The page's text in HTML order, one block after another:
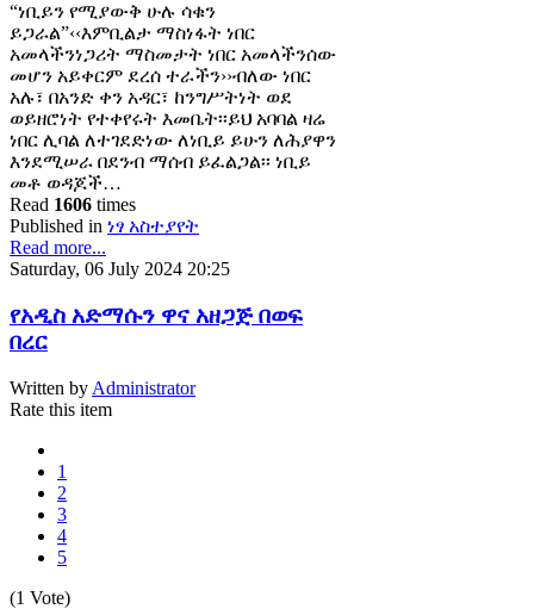
“ነቢይን የሚያውቅ ሁሉ ሳቁን
ይጋራል”‹‹እምቢልታ ማስነፋት ነበር
አመላችንነጋሪት ማስመታት ነበር አመላችንሰው
መሆን አይቀርም ደረሰ ተራችን››ብለው ነበር
አሉ፣ በአንድ ቀን አዳር፣ ከንግሥትነት ወደ
ወይዘሮነት የተቀየሩት እመቤት፡፡ይህ አባባል ዛሬ
ነበር ሊባል ለተገደድነው ለነቢይ ይሁን ለሕያዋን
እንደሚሠራ በደንብ ማሰብ ይፈልጋል፡፡ ነቢይ
መቶ ወዳጆች…
Read 1606 times
Published in ነፃ አስተያየት
Read more...
Saturday, 06 July 2024 20:25
የአዲስ አድማሱን ዋና አዘጋጅ በወፍ
በረር
Written by Administrator
Rate this item
1
2
3
4
5
(1 Vote)